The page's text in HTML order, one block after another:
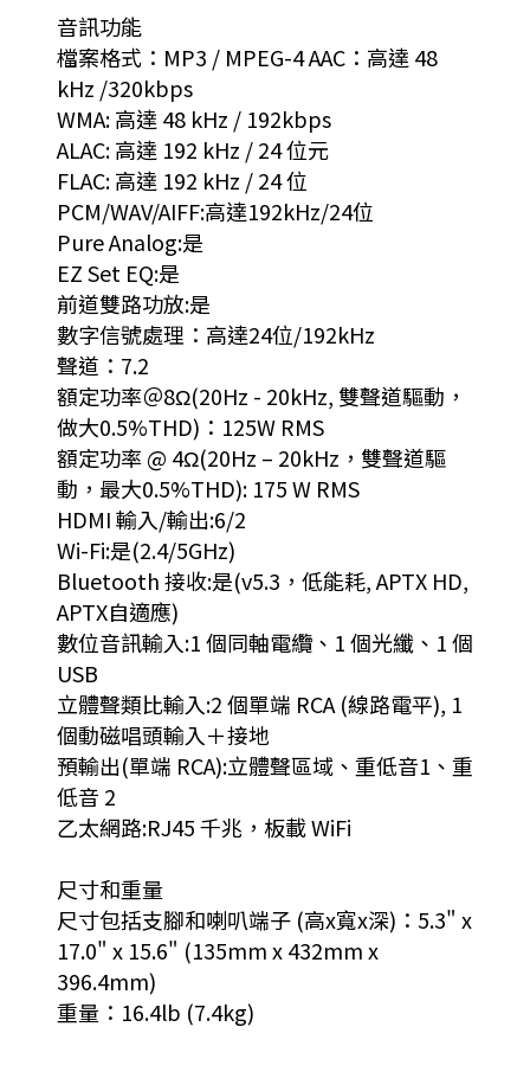
音訊功能
檔案格式：MP3 / MPEG-4 AAC：高達 48
kHz /320kbps
WMA: 高達 48 kHz / 192kbps
ALAC: 高達 192 kHz / 24 位元
FLAC: 高達 192 kHz / 24 位
PCM/WAV/AIFF:高達192kHz/24位
Pure Analog:是
EZ Set EQ:是
前道雙路功放:是
數字信號處理：高達24位/192kHz
聲道：7.2
額定功率＠8Ω(20Hz - 20kHz, 雙聲道驅動，
做大0.5%THD)：125W RMS
額定功率 @ 4Ω(20Hz – 20kHz，雙聲道驅
動，最大0.5%THD): 175 W RMS
HDMI 輸入/輸出:6/2
Wi-Fi:是(2.4/5GHz)
Bluetooth 接收:是(v5.3，低能耗, APTX HD,
APTX自適應)
數位音訊輸入:1 個同軸電纜、1 個光纖、1 個
USB
立體聲類比輸入:2 個單端 RCA (線路電平), 1
個動磁唱頭輸入＋接地
預輸出(單端 RCA):立體聲區域、重低音1、重
低音 2
乙太網路:RJ45 千兆，板載 WiFi
尺寸和重量
尺寸包括支腳和喇叭端子 (高x寬x深)：5.3" x
17.0" x 15.6" (135mm x 432mm x
396.4mm)
重量：16.4lb (7.4kg)